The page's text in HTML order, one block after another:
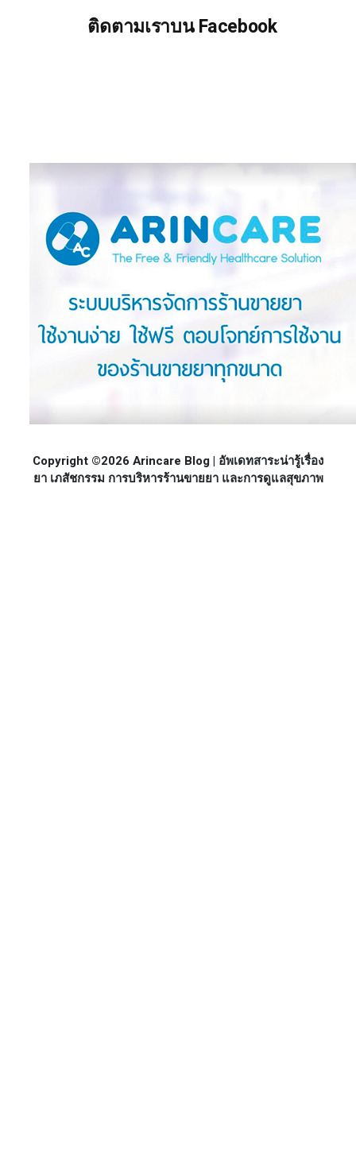
ติดตามเราบน Facebook
Copyright ©2026 Arincare Blog | อัพเดทสาระน่ารู้เรื่อง
ยา เภสัชกรรม การบริหารร้านขายยา และการดูแลสุขภาพ